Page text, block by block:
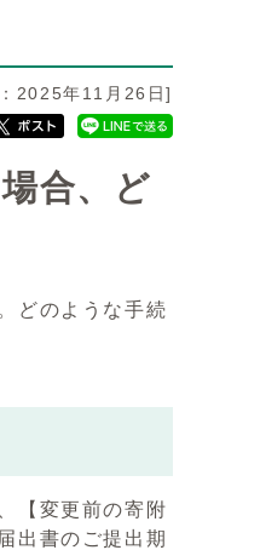
2025年11月26日]
合、ど
どのような手続
【変更前の寄附
出書のご提出期